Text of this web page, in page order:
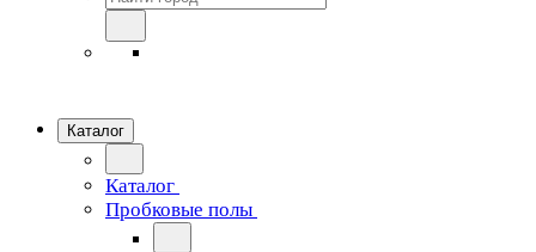
Каталог
Каталог
Пробковые полы